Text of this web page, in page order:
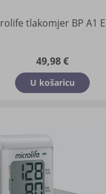
tlakomjer BP A1
49,98 €
U košaricu